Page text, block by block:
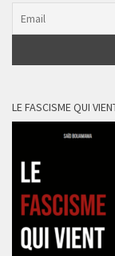
LE FASCISME QUI